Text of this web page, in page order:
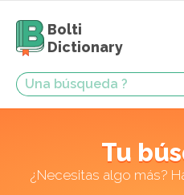
Bolti
Dictionary
Tu
¿Necesitas algo más?